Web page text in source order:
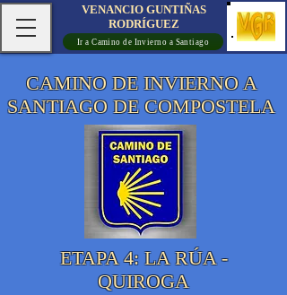
VENANCIO GUNTIÑAS
RODRÍGUEZ
Ir a Camino de Invierno a Santiago
CAMINO DE INVIERNO A
SANTIAGO DE COMPOSTELA
ETAPA 4: LA RÚA -
QUIROGA